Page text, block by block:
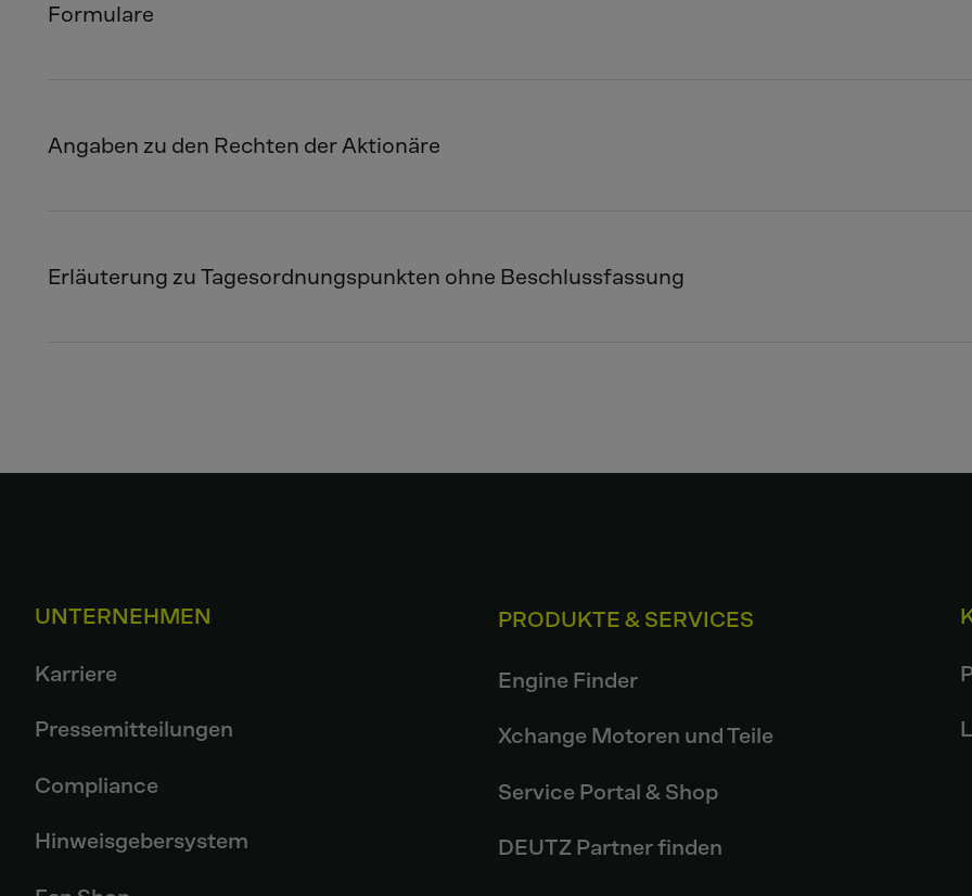
Formulare
Angaben zu den Rechten der Aktionäre
Erläuterung zu Tagesordnungspunkten ohne Beschlussfassung
UNTERNEHMEN
Karriere
Pressemitteilungen
Compliance
Hinweisgebersystem
PRODUKTE & SERVICES
Engine Finder
Xchange Motoren und Teile
Service Portal & Shop
DEUTZ Partner finden